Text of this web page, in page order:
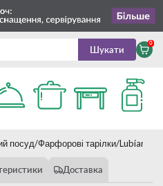
Шукати
0
посуд Фарфорові тарілки Lubiana
Доставка